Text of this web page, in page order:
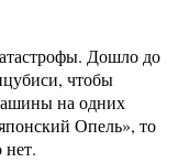
Дошло до
чтобы
на одних
Опель», то
нет.